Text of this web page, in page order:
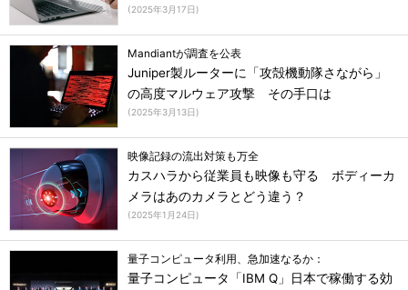
(2025年3月17日)
Mandiantが調査を公表
Juniper製ルーターに「攻殻機動隊さながら」
の高度マルウェア攻撃 その手口は
(2025年3月13日)
映像記録の流出対策も万全
カスハラから従業員も映像も守る ボディーカ
メラはあのカメラとどう違う？
(2025年1月24日)
量子コンピュータ利用、急加速なるか：
量子コンピュータ「IBM Q」日本で稼働する効